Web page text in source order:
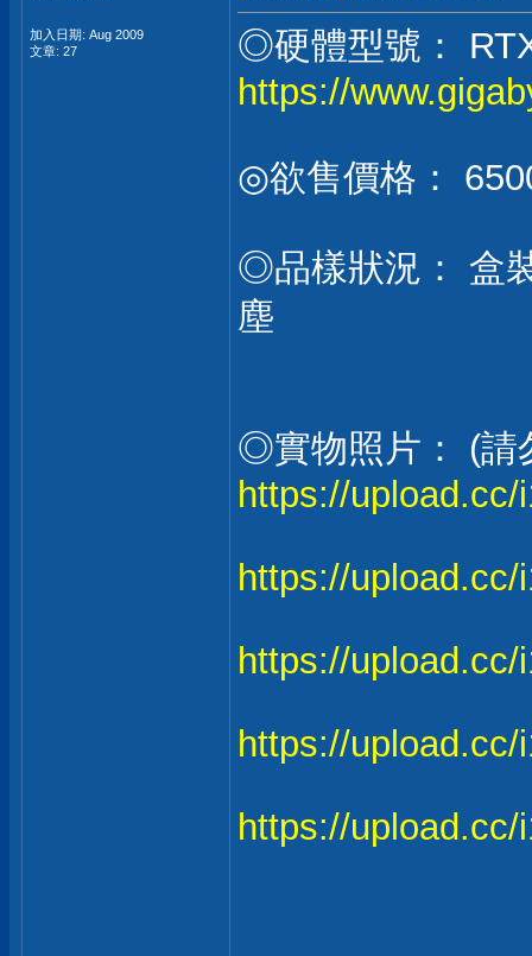
加入日期: Aug 2009
文章: 27
◎硬體型號：
https://
◎欲售價格：
◎品樣狀況： 盒
塵
◎實物照片： (請
https://
https://
https://
https://
https://